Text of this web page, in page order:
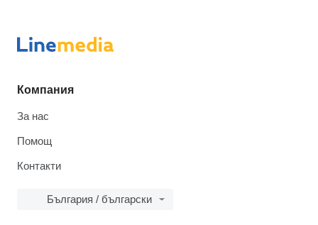
Компания
За нас
Помощ
Контакти
България / български